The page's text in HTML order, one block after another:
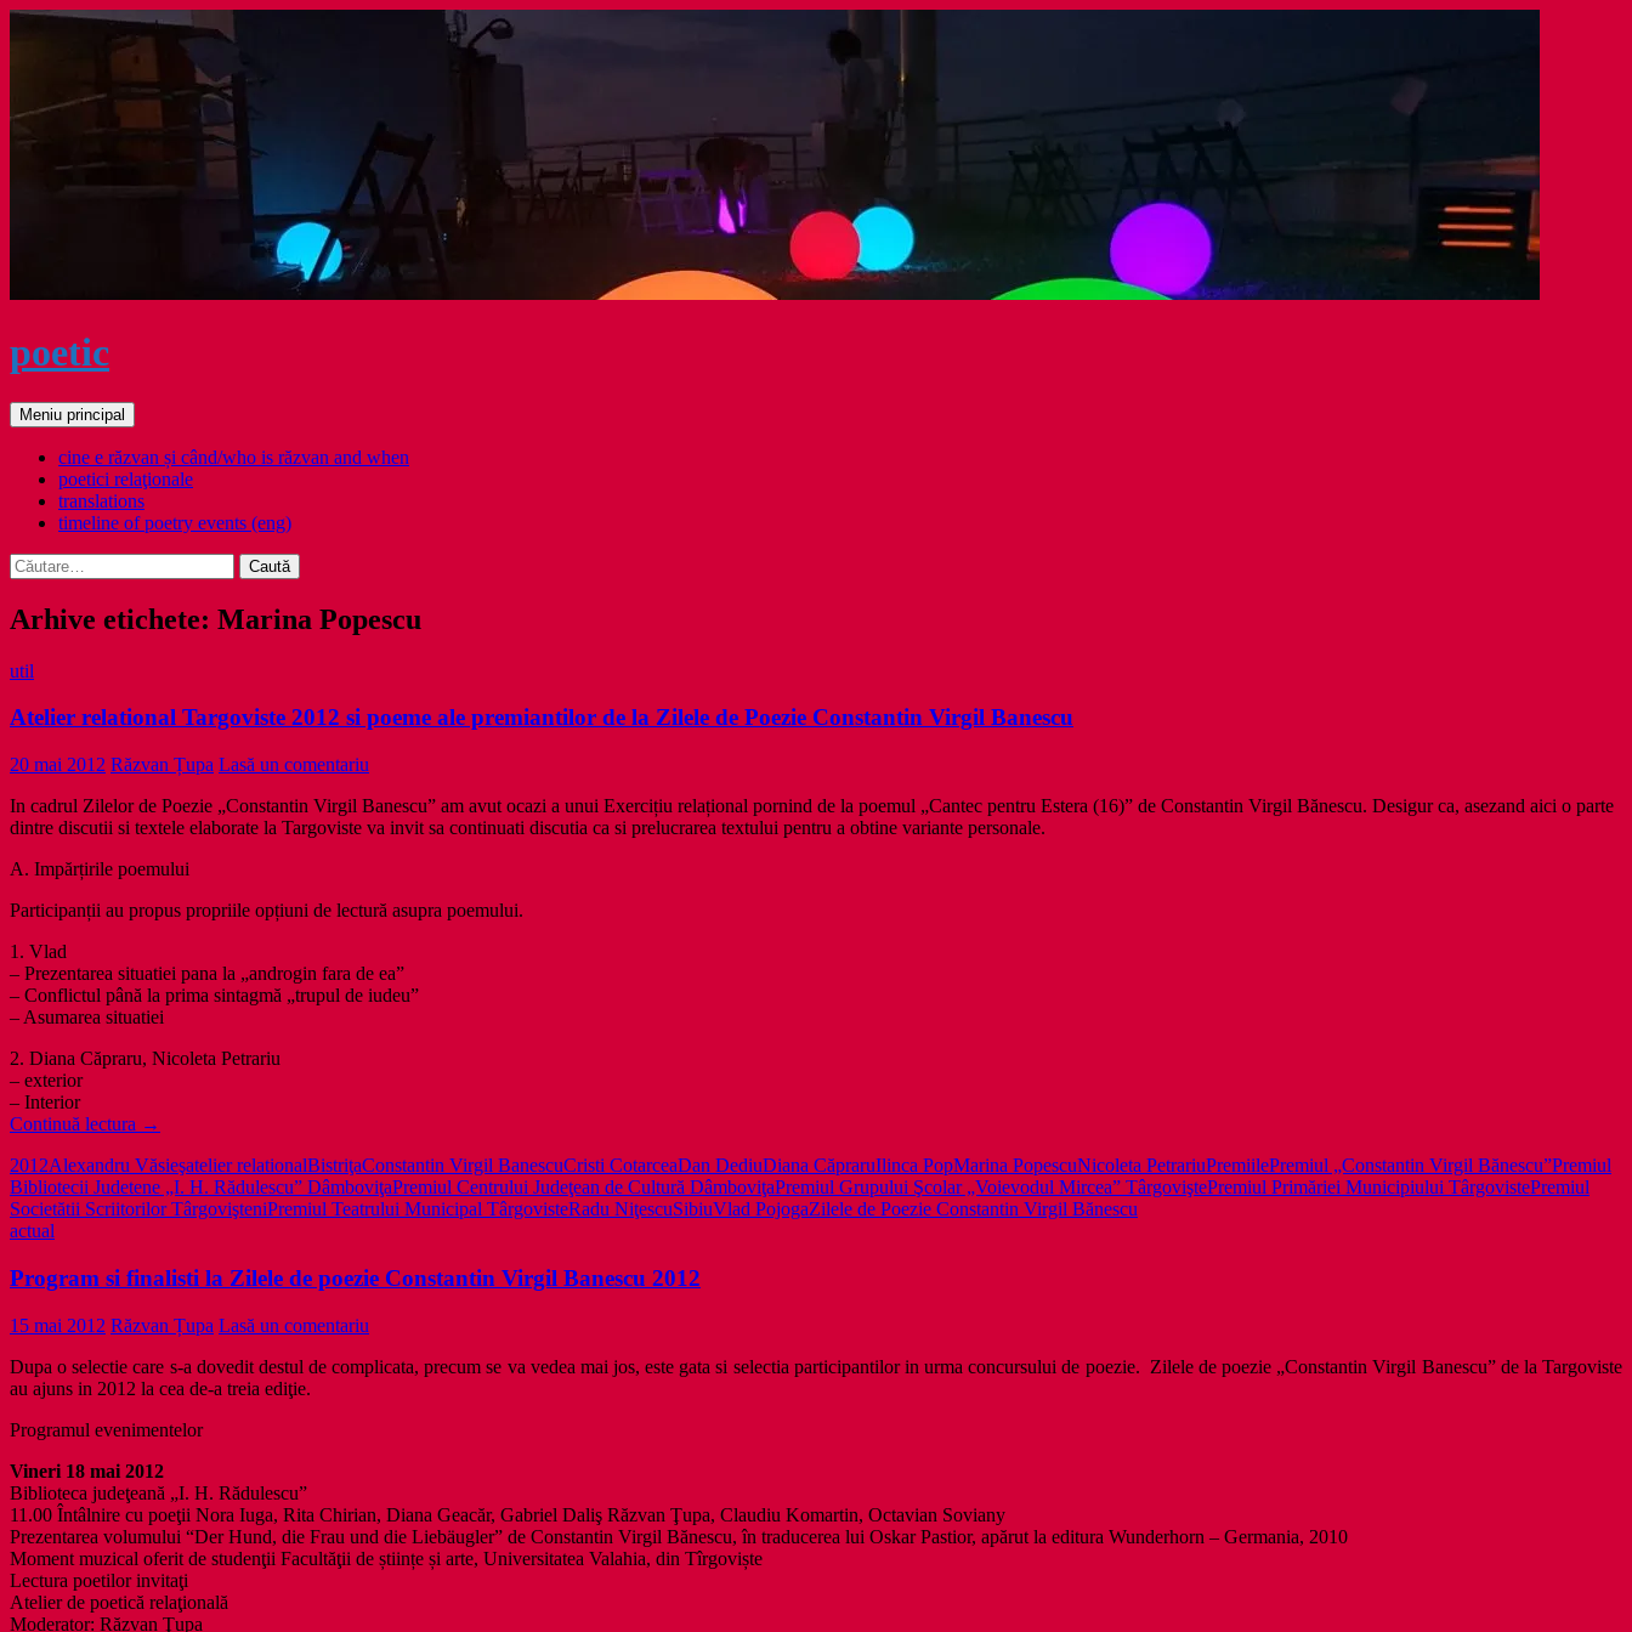
Sari
poetic
Caută
Meniu principal
cine e răzvan și când/who is răzvan and when
poetici relaţionale
translations
timeline of poetry events (eng)
Caută
după:
Arhive etichete: Marina Popescu
util
Atelier relational Targoviste 2012 si poeme ale premiantilor de la Zilele de Poezie Constantin Virgil Banescu
20 mai 2012 Răzvan Țupa Lasă un comentariu
In cadrul Zilelor de Poezie „Constantin Virgil Banescu” am avut ocazi a unui Exercițiu relațional pornind de la poemul „Cantec pentru Estera (16)” de Constantin Virgil Bănescu. Desigur ca, asezand aici o parte
dintre discutii si textele elaborate la Targoviste va invit sa continuati discutia ca si prelucrarea textului pentru a obtine variante personale.
A. Impărțirile poemului
Participanții au propus propriile opțiuni de lectură asupra poemului.
1. Vlad
– Prezentarea situatiei pana la „androgin fara de ea”
– Conflictul până la prima sintagmă „trupul de iudeu”
– Asumarea situatiei
2. Diana Căpraru, Nicoleta Petrariu
– exterior
– Interior
Continuă lectura Atelier
Targoviste
2012
si
premiantilor
la
Zilele
de
Poezie
Virgil
→
2012Alexandru Văsieşatelier relationalBistriţaConstantin Virgil BanescuCristi CotarceaDan DediuDiana CăpraruIlinca PopMarina PopescuNicoleta PetrariuPremiilePremiul „Constantin Virgil Bănescu”Premiul
Bibliotecii Judetene „I. H. Rădulescu” DâmboviţaPremiul Centrului Judeţean de Cultură DâmboviţaPremiul Grupului Şcolar „Voievodul Mircea” TârgoviştePremiul Primăriei Municipiului TârgovistePremiul
Societătii Scriitorilor TârgovişteniPremiul Teatrului Municipal TârgovisteRadu NiţescuSibiuVlad PojogaZilele de Poezie Constantin Virgil Bănescu
actual
Program si finalisti la Zilele de poezie Constantin Virgil Banescu 2012
15 mai 2012 Răzvan Țupa Lasă un comentariu
Dupa o selectie care s-a dovedit destul de complicata, precum se va vedea mai jos, este gata si selectia participantilor in urma concursului de poezie. Zilele de poezie „Constantin Virgil Banescu” de la Targoviste
au ajuns in 2012 la cea de-a treia ediţie.
Programul evenimentelor
Vineri 18 mai 2012
Biblioteca judeţeană „I. H. Rădulescu”
11.00 Întâlnire cu poeţii Nora Iuga, Rita Chirian, Diana Geacăr, Gabriel Daliş Răzvan Ţupa, Claudiu Komartin, Octavian Soviany
Prezentarea volumului “Der Hund, die Frau und die Liebäugler” de Constantin Virgil Bănescu, în traducerea lui Oskar Pastior, apărut la editura Wunderhorn – Germania, 2010
Moment muzical oferit de studenţii Facultăţii de științe și arte, Universitatea Valahia, din Tîrgoviște
Lectura poetilor invitaţi
Atelier de poetică relaţională
Moderator: Răzvan Ţupa